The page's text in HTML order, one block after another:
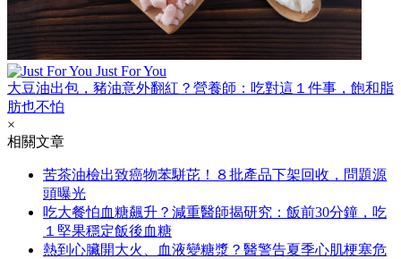
Just For You
大豆油出包，豬油意外翻紅？營養師：吃對這１件事，飽和脂
肪也不怕
×
相關文章
苦茶油檢出致癌物苯駢芘！８批產品下架回收，問題源
頭曝光
吃大餐怕血糖飆升？減重醫師揭研究：飯前30分鐘，吃
１堅果穩定飯後血糖
熱到心臟開大火、血液變糖漿？醫警告夏季心肌梗塞危